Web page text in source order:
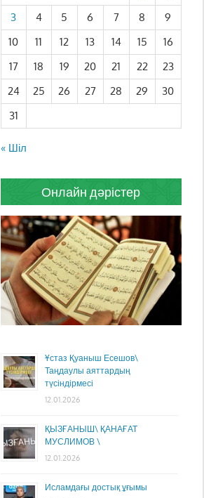
3
4 5 6 7 8
9
10
11 12 13 14 15
16
17
18 19 20 21 22
23
24
25 26 27 28 29
30
31
« Шіл
Онлайн дәрістер
Ұстаз Қуаныш Есешов\
Таңдаулы аяттардың
түсіндірмесі
12.01.2026
ҚЫЗҒАНЫШ\ ҚАНАҒАТ
МУСЛИМОВ \
12.01.2026
Исламдағы достық ұғымы